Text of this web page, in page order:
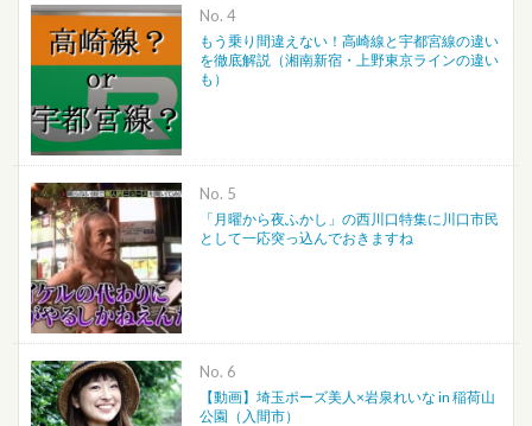
No.
もう乗り間違えない！高崎線と宇都宮線の違い
を徹底解説（湘南新宿・上野東京ラインの違い
も）
No.
「月曜から夜ふかし」の西川口特集に川口市民
として一応突っ込んでおきますね
No.
【動画】埼玉ポーズ美人×岩泉れいな in 稲荷山
公園（入間市）